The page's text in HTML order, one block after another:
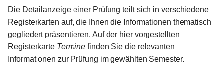
Die Detailanzeige einer Prüfung teilt sich in verschiedene
Registerkarten auf, die Ihnen die Informationen thematisch
gegliedert präsentieren. Auf der hier vorgestellten
Registerkarte Termine finden Sie die relevanten
Informationen zur Prüfung im gewählten Semester.